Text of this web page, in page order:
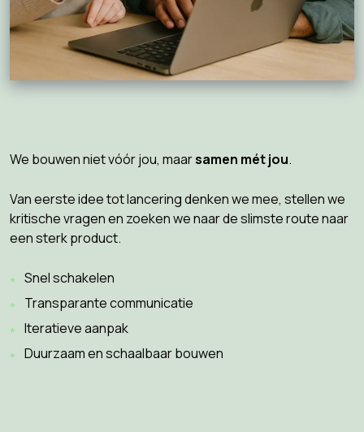
We bouwen niet vóór jou, maarsamen mét jou.
Van eerste idee tot lancering denken we mee, stellen we
kritische vragen en zoeken we naar de slimste route naar
een sterk product.
Snel schakelen
Transparante communicatie
Iteratieve aanpak
Duurzaam en schaalbaar bouwen